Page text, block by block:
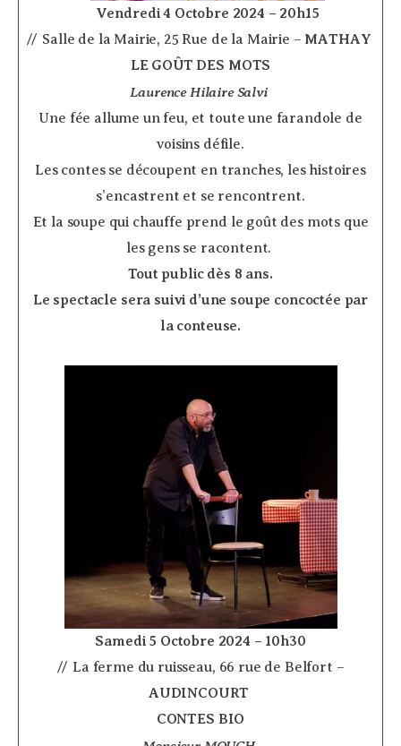
Vendredi 4 Octobre 2024 – 20h15
// Salle de la Mairie, 25 Rue de la Mairie – MATHAY
LE GOÛT DES MOTS
Laurence Hilaire Salvi­
Une fée allume un feu, et toute une farandole de
voisins défile.
Les contes se découpent en tranches, les histoires
s’encastrent et se rencontrent.
Et la soupe qui chauffe prend le goût des mots que
les gens se racontent.
Tout public dès 8 ans.
Le spectacle sera suivi d’une soupe concoctée par
la conteuse.
Samedi 5 Octobre 2024 – 10h30
// La ferme du ruisseau, 66 rue de Belfort –
AUDINCOURT
CONTES BIO